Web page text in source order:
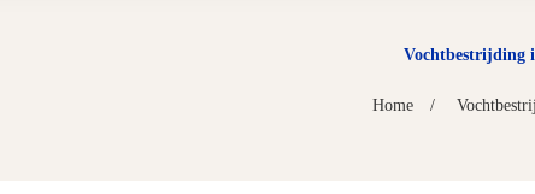
Vochtbestrijding
Home